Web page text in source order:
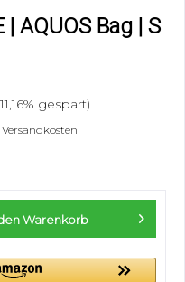
AQUOS Bag | S
gespart)
Warenkorb